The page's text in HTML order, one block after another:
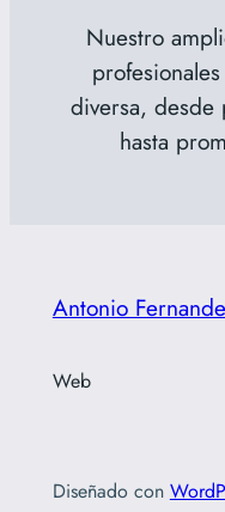
Nuestro
diversa, desde
hasta
Antonio
Web
Diseñado con